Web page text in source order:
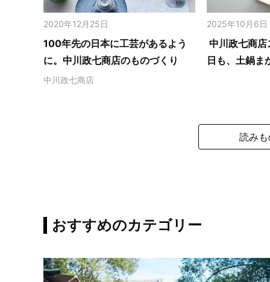
2020年12月25日
100年先の日本に工芸があるよう
に。中川政七商店のものづくり
中川政七商店
2025年10月6日
中川政七商
日も、土鍋ま
読み
おすすめのカテゴリー